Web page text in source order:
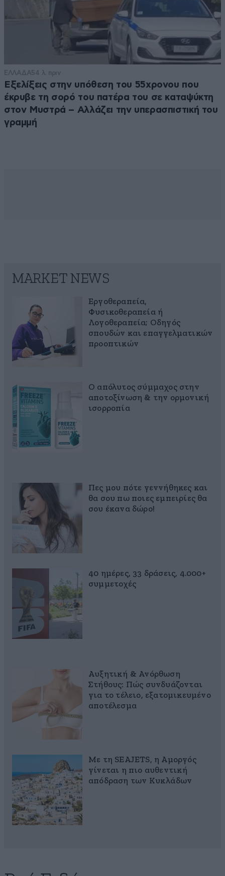
ΕΛΛΑΔΑ54 λ. πριν
Εξελίξεις στην υπόθεση του 55χρονου που
έκρυβε τη σορό του πατέρα του σε καταψύκτη
στον Μυστρά – Αλλάζει την υπερασπιστική του
γραμμή
MARKET NEWS
Εργοθεραπεία,
Φυσικοθεραπεία ή
Λογοθεραπεία; Οδηγός
σπουδών και επαγγελματικών
προοπτικών
Ο απόλυτος σύμμαχος στην
αποτοξίνωση & την ορμονική
ισορροπία
Πες μου πότε γεννήθηκες και
θα σου πω ποιες εμπειρίες θα
σου έκανα δώρο!
40 ημέρες, 33 δράσεις, 4.000+
συμμετοχές
Αυξητική & Ανόρθωση
Στήθους: Πώς συνδυάζονται
για το τέλειο, εξατομικευμένο
αποτέλεσμα
Με τη SEAJETS, η Αμοργός
γίνεται η πιο αυθεντική
απόδραση των Κυκλάδων